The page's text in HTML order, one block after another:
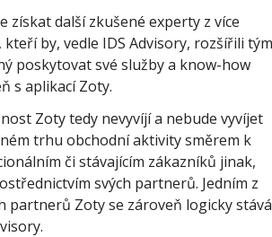
získat další zkušené experty z více
by, vedle IDS Advisory, rozšířili tým
poskytovat své služby a know-how
s aplikací Zoty.
Zoty tedy nevyvíjí a nebude vyvíjet
trhu obchodní aktivity směrem k
či stávajícím zákazníků jinak,
svých partnerů. Jedním z
partnerů Zoty se zároveň logicky stává